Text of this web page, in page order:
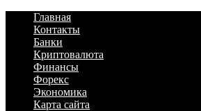
Главная
Контакты
Банки
Криптовалюта
Финансы
Форекс
Экономика
Карта сайта